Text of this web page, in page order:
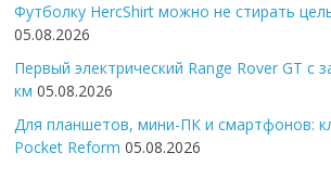
Футболку HercShirt можно не стирать
05.08.2026
Первый электрический Range Rover GT с
км 05.08.2026
Для планшетов, мини-ПК и смартфонов:
Pocket Reform 05.08.2026